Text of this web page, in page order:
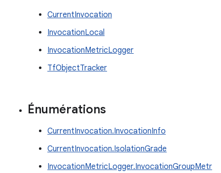
CurrentInvocation
InvocationLocal
InvocationMetricLogger
TfObjectTracker
Énumérations
CurrentInvocation.InvocationInfo
CurrentInvocation.IsolationGrade
InvocationMetricLogger.InvocationGroupMetr